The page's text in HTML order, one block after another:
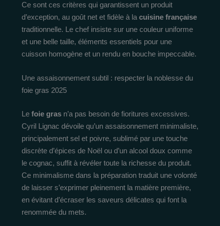
Ce sont ces critères qui garantissent un produit
d’exception, au goût net et fidèle à lacuisine française
traditionnelle. Le chef insiste sur une couleur uniforme
et une belle taille, éléments essentiels pour une
cuisson homogène et un rendu en bouche impeccable.
Une assaisonnement subtil : respecter la noblesse du
foie gras 2025
Le foie gras n’a pas besoin de fioritures excessives.
Cyril Lignac dévoile qu’un assaisonnement minimaliste,
principalement sel et poivre, sublimé par une touche
discrète d’épices de Noël ou d’un alcool doux comme
le cognac, suffit à révéler toute la richesse du produit.
Ce minimalisme dans la préparation traduit une volonté
de laisser s’exprimer pleinement la matière première,
en évitant d’écraser les saveurs délicates qui font la
renommée du mets.